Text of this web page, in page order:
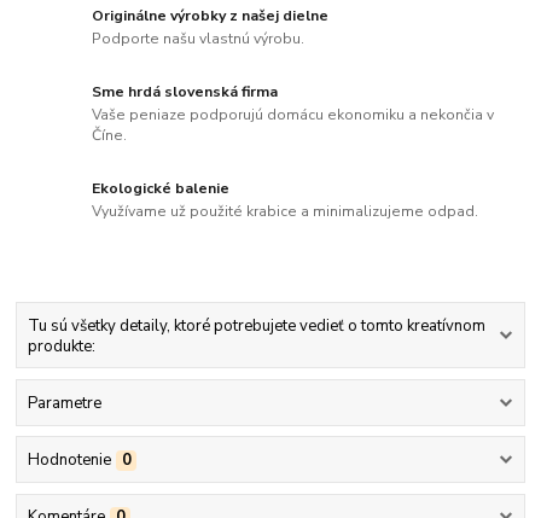
Originálne výrobky z našej dielne
Podporte našu vlastnú výrobu.
Sme hrdá slovenská firma
Vaše peniaze podporujú domácu ekonomiku a nekončia v
Číne.
Ekologické balenie
Využívame už použité krabice a minimalizujeme odpad.
Tu sú všetky detaily, ktoré potrebujete vedieť o tomto kreatívnom
produkte:
Parametre
Hodnotenie 0